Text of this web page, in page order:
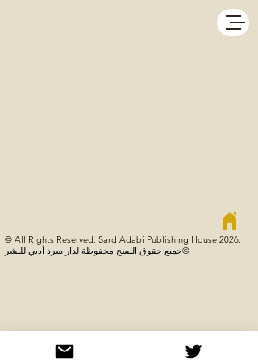
© All Rights Reserved. Sard Adabi Publishing House 2026.
جميع حقوق النسخ محفوظة لدار سرد أدبي للنشر©